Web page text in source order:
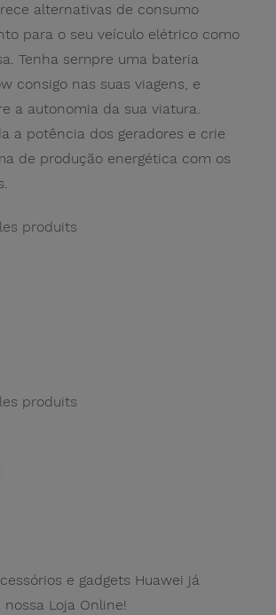
alternativas de consumo
para o seu veículo elétrico como
Tenha sempre uma bateria
consigo nas suas viagens, e
a autonomia da sua viatura.
a potência dos geradores e crie
de produção energética com os
produits
produits
e gadgets Huawei já
Loja Online!